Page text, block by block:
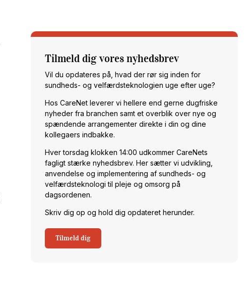
Tilmeld dig vores nyhedsbrev
Vil du opdateres på, hvad der rør sig inden for
sundheds- og velfærdsteknologien uge efter uge?
Hos CareNet leverer vi hellere end gerne dugfriske
nyheder fra branchen samt et overblik over nye og
spændende arrangementer direkte i din og dine
kollegaers indbakke.
Hver torsdag klokken 14:00 udkommer CareNets
fagligt stærke nyhedsbrev. Her sætter vi udvikling,
anvendelse og implementering af sundheds- og
velfærdsteknologi til pleje og omsorg på
dagsordenen.
Skriv dig op og hold dig opdateret herunder.
Tilmeld dig